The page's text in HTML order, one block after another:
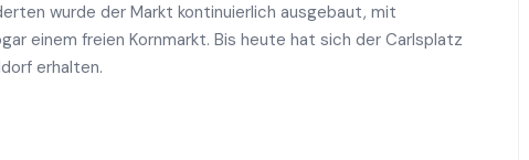
wurde der Markt kontinuierlich ausgebaut, mit
einem freien Kornmarkt. Bis heute hat sich der Carlsplatz
erhalten.